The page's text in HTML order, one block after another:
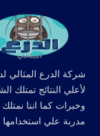
شركة الدرع المثالي
لأعلي النتائج
وخبرات كما اننا نمتلك
مدربة علي